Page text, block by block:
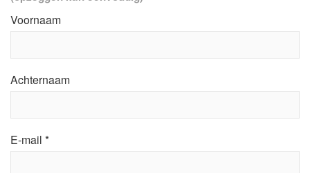
Voornaam
Achternaam
E-mail *